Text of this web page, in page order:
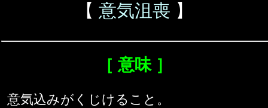
【 意気沮喪 】
［ 意味 ］
意気込みがくじけること。